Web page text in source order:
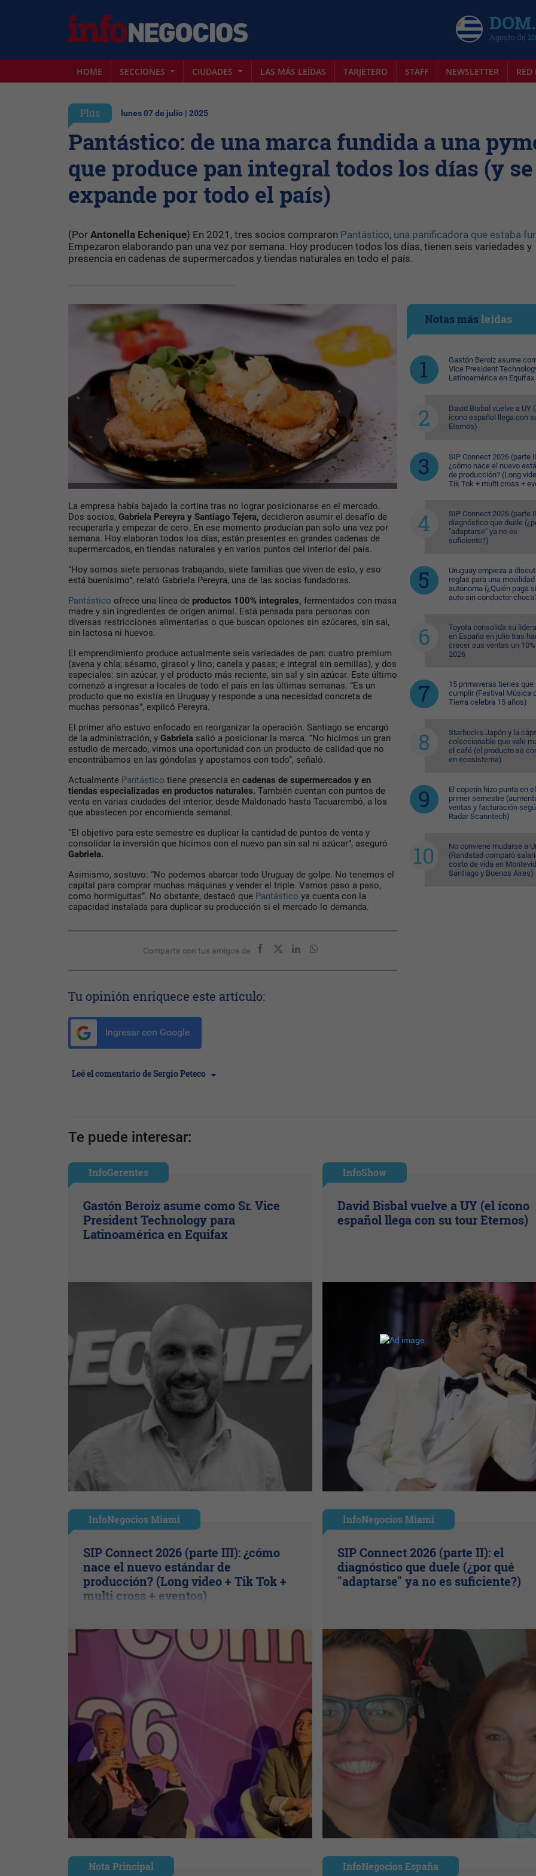
Agosto de
HOME SECCIONES CIUDADES LAS MÁS LEÍDAS TARJETERO STAFF NEWSLETTER RED
Plus lunes 07 de julio | 2025
Pantástico: de una marca fundida a una
que produce pan integral todos los días (y se
expande por todo el país)
(Por Antonella Echenique) En 2021, tres socios compraron Pantástico, una panificadora que estaba
Empezaron elaborando pan una vez por semana. Hoy producen todos los días, tienen seis variedades y
presencia en cadenas de supermercados y tiendas naturales en todo el país.
La empresa había bajado la cortina tras no lograr posicionarse en el mercado.
Dos socios, Gabriela Pereyra y Santiago Tejera, decidieron asumir el desafío de
recuperarla y empezar de cero. En ese momento producían pan solo una vez por
semana. Hoy elaboran todos los días, están presentes en grandes cadenas de
supermercados, en tiendas naturales y en varios puntos del interior del país.
“Hoy somos siete personas trabajando, siete familias que viven de esto, y eso
está buenísimo”, relató Gabriela Pereyra, una de las socias fundadoras.
Pantástico ofrece una línea de productos 100% integrales, fermentados con masa
madre y sin ingredientes de origen animal. Está pensada para personas con
diversas restricciones alimentarias o que buscan opciones sin azúcares, sin sal,
sin lactosa ni huevos.
El emprendimiento produce actualmente seis variedades de pan: cuatro premium
(avena y chía; sésamo, girasol y lino; canela y pasas; e integral sin semillas), y dos
especiales: sin azúcar, y el producto más reciente, sin sal y sin azúcar. Este último
comenzó a ingresar a locales de todo el país en las últimas semanas. “Es un
producto que no existía en Uruguay y responde a una necesidad concreta de
muchas personas”, explicó Pereyra.
El primer año estuvo enfocado en reorganizar la operación. Santiago se encargó
de la administración, y Gabriela salió a posicionar la marca. “No hicimos un gran
estudio de mercado, vimos una oportunidad con un producto de calidad que no
encontrábamos en las góndolas y apostamos con todo”, señaló.
Actualmente Pantástico tiene presencia en cadenas de supermercados y en
tiendas especializadas en productos naturales. También cuentan con puntos de
venta en varias ciudades del interior, desde Maldonado hasta Tacuarembó, a los
que abastecen por encomienda semanal.
“El objetivo para este semestre es duplicar la cantidad de puntos de venta y
consolidar la inversión que hicimos con el nuevo pan sin sal ni azúcar”, aseguró
Gabriela.
Asimismo, sostuvo: “No podemos abarcar todo Uruguay de golpe. No tenemos el
capital para comprar muchas máquinas y vender el triple. Vamos paso a paso,
como hormiguitas”. No obstante, destacó que Pantástico ya cuenta con la
capacidad instalada para duplicar su producción si el mercado lo demanda.
Compartir con tus amigos de
Tu opinión enriquece este artículo:
Ingresar con Google
Leé el comentario de Sergio Peteco
Notas másleídas
Gastón Beroiz asume
Vice President
Latinoamérica en Equifax
David Bisbal vuelve a UY
ícono español llega con
Eternos)
SIP Connect 2026 (parte
¿cómo nace el nuevo
de producción? (Long
Tik Tok + multi cross +
SIP Connect 2026 (parte
diagnóstico que duele
"adaptarse" ya no es
suficiente?)
Uruguay empieza a
reglas para una movilidad
autónoma (¿Quién paga
auto sin conductor
Toyota consolida su
en España en julio tras
crecer sus ventas un
2026
15 primaveras tienes que
cumplir (Festival Música
Tierra celebra 15 años)
Starbucks Japón y la
coleccionable que vale
el café (el producto se
en ecosistema)
El copetín hizo punta en el
primer semestre
ventas y facturación
Radar Scanntech)
No conviene mudarse a
(Randstad comparó
costo de vida en
Santiago y Buenos Aires)
Te puede interesar:
InfoGerentes
Gastón Beroiz asume como Sr. Vice
President Technology para
Latinoamérica en Equifax
InfoShow
David Bisbal vuelve a UY (el ícono
español llega con su tour Eternos)
InfoNegocios Miami
SIP Connect 2026 (parte III): ¿cómo
nace el nuevo estándar de
producción? (Long video + Tik Tok +
multi cross + eventos)
InfoNegocios Miami
SIP Connect 2026 (parte II): el
diagnóstico que duele (¿por qué
"adaptarse" ya no es suficiente?)
Nota Principal InfoNegocios España